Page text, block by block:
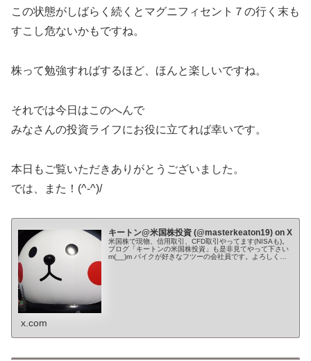
この状態がしばらく続くとマグニフィセント７の行く末も
すこし危ないかもですね。
株って勉強すればするほど、ほんと楽しいですね。
それでは今日はこのへんで
みなさんの投資ライフにお役に立てれば幸いです。
本日もご覧いただきありがとうございました。
では、また！(^-^)/
キートン@米国株投資 (@masterkeaton19) on X
米国株で現物、信用取引、CFD取引やってます(NISAも)。
ブログ「キートンの米国株投資」も是非見てやって下さい
m(__)m バイクが好きなフツーの会社員です。よろしくお
x.com